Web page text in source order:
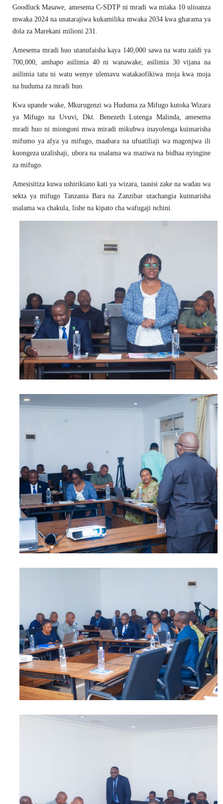
Goodluck Masawe, amesema C-SDTP ni mradi wa miaka 10 ulioanza
mwaka 2024 na unatarajiwa kukamilika mwaka 2034 kwa gharama ya
dola za Marekani milioni 231.
Amesema mradi huo utanufaisha kaya 140,000 sawa na watu zaidi ya
700,000, ambapo asilimia 40 ni wanawake, asilimia 30 vijana na
asilimia tatu ni watu wenye ulemavu watakaofikiwa moja kwa moja
na huduma za mradi huo.
Kwa upande wake, Mkurugenzi wa Huduma za Mifugo kutoka Wizara
ya Mifugo na Uvuvi, Dkt. Benezeth Lutenga Malinda, amesema
mradi huo ni miongoni mwa miradi mikubwa inayolenga kuimarisha
mifumo ya afya ya mifugo, maabara na ufuatiliaji wa magonjwa ili
kuongeza uzalishaji, ubora na usalama wa maziwa na bidhaa nyingine
za mifugo.
Amesisitiza kuwa ushirikiano kati ya wizara, taasisi zake na wadau wa
sekta ya mifugo Tanzania Bara na Zanzibar utachangia kuimarisha
usalama wa chakula, lishe na kipato cha wafugaji nchini.